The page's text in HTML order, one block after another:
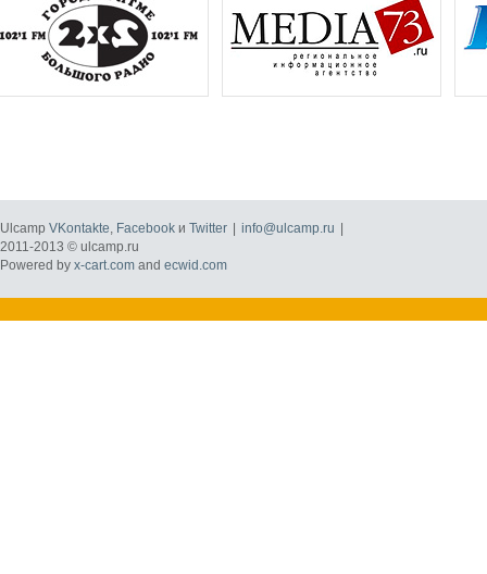
Ulcamp VKontakte, Facebook и Twitter info@ulcamp.ru
2011-2013 © ulcamp.ru
Powered by x-cart.com and ecwid.com